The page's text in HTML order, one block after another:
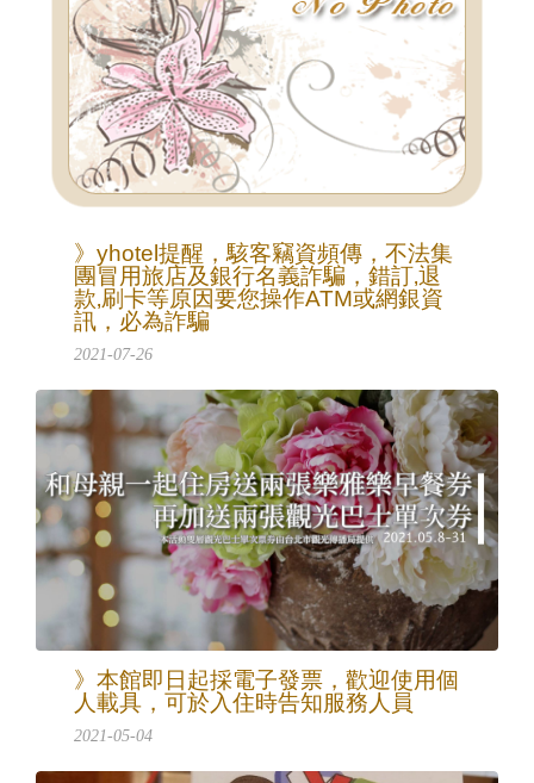
》yhotel提醒，駭客竊資頻傳，不法集
團冒用旅店及銀行名義詐騙，錯訂‚退
款‚刷卡等原因要您操作ATM或網銀資
訊，必為詐騙
2021-07-26
》本館即日起採電子發票，歡迎使用個
人載具，可於入住時告知服務人員
2021-05-04